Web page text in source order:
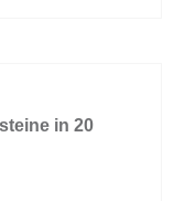
in 20